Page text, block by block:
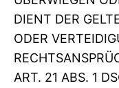
DIENT DER
ODER
ART. 21 ABS. 1